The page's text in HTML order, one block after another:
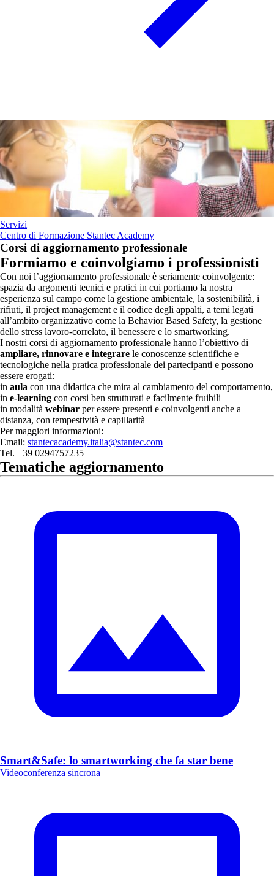
Servizi|
Centro di Formazione Stantec Academy
Corsi di aggiornamento professionale
Formiamo e coinvolgiamo i professionisti
Con noi l’aggiornamento professionale è seriamente coinvolgente:
spazia da argomenti tecnici e pratici in cui portiamo la nostra
esperienza sul campo come la gestione ambientale, la sostenibilità, i
rifiuti, il project management e il codice degli appalti, a temi legati
all’ambito organizzativo come la Behavior Based Safety, la gestione
dello stress lavoro-correlato, il benessere e lo smartworking.
I nostri corsi di aggiornamento professionale hanno l’obiettivo di
ampliare, rinnovare e integrare le conoscenze scientifiche e
tecnologiche nella pratica professionale dei partecipanti e possono
essere erogati:
in aula con una didattica che mira al cambiamento del comportamento,
in e-learning con corsi ben strutturati e facilmente fruibili
in modalità webinar per essere presenti e coinvolgenti anche a
distanza, con tempestività e capillarità
Per maggiori informazioni:
Email: stantecacademy.italia@stantec.com
Tel. +39 0294757235
Tematiche aggiornamento
Smart&Safe: lo smartworking che fa star bene
Videoconferenza sincrona